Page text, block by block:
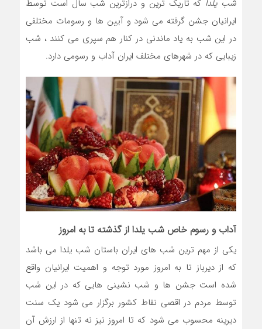
شب یلدا که تاریک ترین و درازترین شب سال است توسط
ایرانیان جشن گرفته می شود و آیین ها و رسومات مختلفی
در این شب به یاد ماندنی در کنار هم سپری می کنند ، شب
زیبایی که در شهرهای مختلف ایران آداب و رسومی دارد.
آداب و رسوم خاص شب یلدا از گذشته تا به امروز
یکی از مهم ترین شب های ایران باستان شب یلدا می باشد
که از دیرباز تا به امروز مورد توجه و اهمیت ایرانیان واقع
شده است جشن ها و شب نشینی هایی که در این شب
توسط مردم در اقصی نقاط کشور برگزار می شود یک سنت
دیرینه محسوب می شود که تا امروز نیز نه تنها از ارزش آن